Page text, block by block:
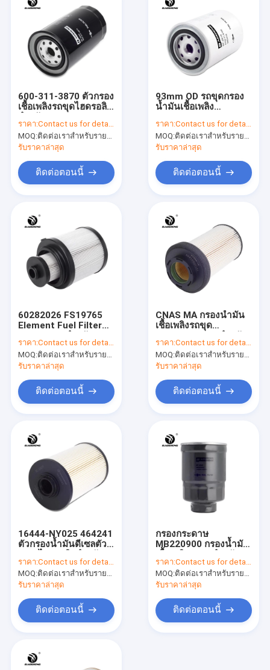
ผลิตภัณฑ์
เกี่ยวกับเรา
ทัวร์โรงงาน
ติดต่อเรา
ข่าว
Blog
เครื่องกรองอากาศของรถขุด
กรองน้ำมันเชื้อเพลิงรถขุด
กรองน้ำมันไฮดรอลิกกลับ
ตัวกรองดูดน้ำมันไฮดรอลิก
ตัวกรองนำร่องไฮดรอลิก
เครื่องแยกน้ำเชื้อเพลิง
600-311-3870 ตัวกรอง
เชื้อเพลิงรถขุดไฮดรอลิก
PC60-8 PC70-8
ราคา:Contact us for details
MOQ:ติดต่อเราสำหรับรายละเอียด
รับราคาล่าสุด
ติดต่อตอนนี้
93mm OD รถขุดกรอง
น้ำมันเชื้อเพลิง
53C0051 Spin On Oil
Filter
ราคา:Contact us for details
MOQ:ติดต่อเราสำหรับรายละเอียด
รับราคาล่าสุด
ติดต่อตอนนี้
60282026 FS19765
Element Fuel Filter
SANY SY225-9
ราคา:Contact us for details
MOQ:ติดต่อเราสำหรับรายละเอียด
รับราคาล่าสุด
ติดต่อตอนนี้
CNAS MA กรองน้ำมัน
เชื้อเพลิงรถขุด
BENZ PUMP TRUCK
ราคา:Contact us for details
MOQ:ติดต่อเราสำหรับรายละเอียด
รับราคาล่าสุด
ติดต่อตอนนี้
16444-NY025 464241
ตัวกรองน้ำมันดีเซลตัว
ขุด
ราคา:Contact us for details
MOQ:ติดต่อเราสำหรับรายละเอียด
รับราคาล่าสุด
ติดต่อตอนนี้
กรองกระดาษ
MB220900 กรองน้ำมัน
EC55
ราคา:Contact us for details
MOQ:ติดต่อเราสำหรับรายละเอียด
รับราคาล่าสุด
ติดต่อตอนนี้